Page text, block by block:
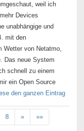
weil ich
Devices
unabhängige und
mit den
Wetter von Netatmo,
Das neue System
schnell zu einem
ein Open Source
den ganzen Eintrag
8 » »»